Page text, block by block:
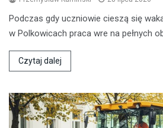
Podczas gdy uczniowie cieszą się
w Polkowicach praca wre na pełnych
Czytaj dalej